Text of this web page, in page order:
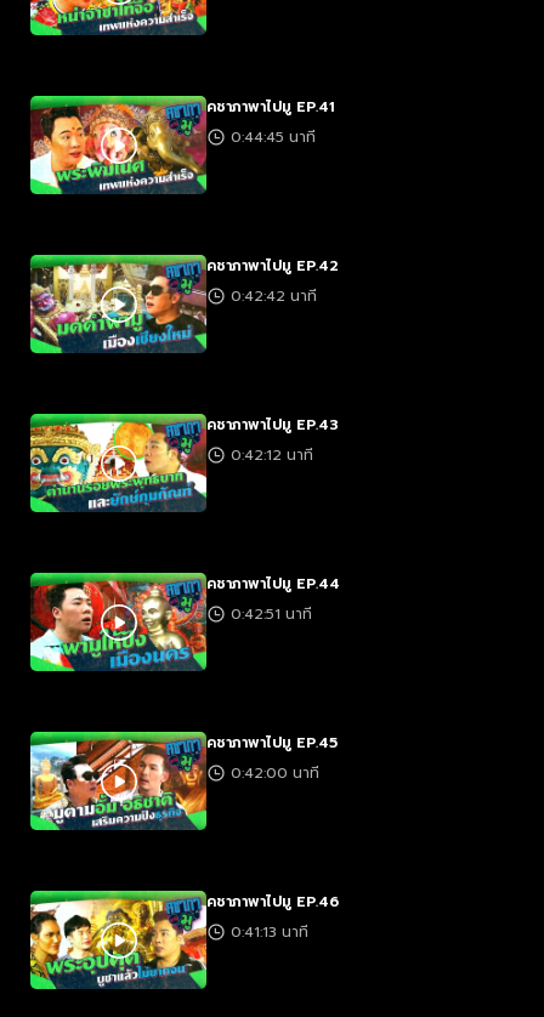
คชาภาพาไปมู EP.41
0:44:45 นาที
คชาภาพาไปมู EP.42
0:42:42 นาที
คชาภาพาไปมู EP.43
0:42:12 นาที
คชาภาพาไปมู EP.44
0:42:51 นาที
คชาภาพาไปมู EP.45
0:42:00 นาที
คชาภาพาไปมู EP.46
0:41:13 นาที